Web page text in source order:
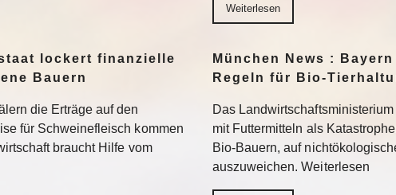
Weiterlesen
lockert finanzielle
Bauern
die Erträge auf den
für Schweinefleisch kommen
braucht Hilfe vom
München News :
Regeln für Bio-
Das
mit Futtermitteln als
Bio-Bauern, auf
auszuweichen. Weiterlesen